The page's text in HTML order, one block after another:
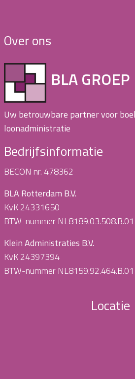
Over ons
BLA GROEP
Uw betrouwbare partner voor
loonadministratie
Bedrijfsinformatie
BECON nr. 478362
BLA Rotterdam B.V.
KvK 24331650
BTW-nummer NL8189.03.508.B.01
Klein Administraties B.V.
KvK 24397394
BTW-nummer NL8159.92.464.B.01
Locatie